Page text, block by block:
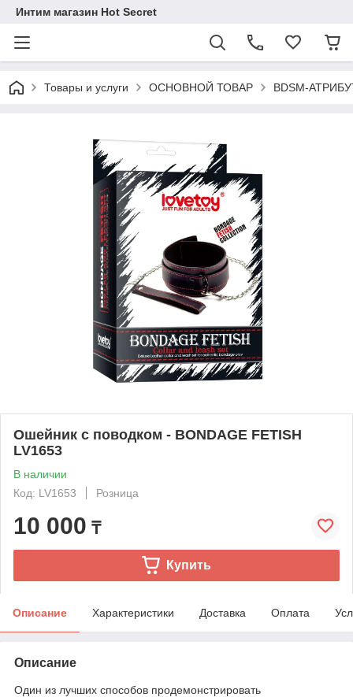
Интим магазин Hot Secret
Товары и услуги ОСНОВНОЙ ТОВАР BDSM-
Ошейник с поводком - BONDAGE FETISH
LV1653
В наличии
Код: LV1653
Розница
10 000 ₸
Купить
Описание Характеристики Доставка Оплата
Описание
Один из лучших способов продемонстрировать